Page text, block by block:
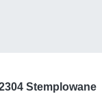
Stemplowane